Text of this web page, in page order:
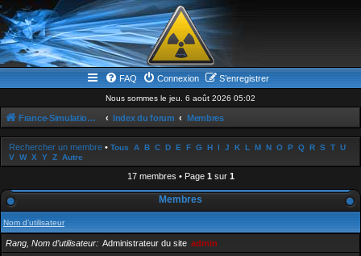
FAQ Connexion S’enregistrer
Nous sommes le jeu. 6 août 2026 05:02
France-Simulation / Simulation-france-magazine.com Index du forum Membres
Rechercher un membre • Tous A B C D E F G H I J K L M N O P Q R S T U
V W X Y Z Autre
17 membres • Page 1 sur 1
Membres
Nom d’utilisateur
Rang, Nom d’utilisateur Administrateur du site admin